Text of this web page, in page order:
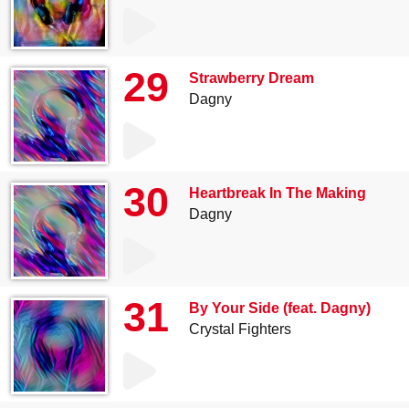
29
Strawberry Dream
Dagny
30
Heartbreak In The Making
Dagny
31
By Your Side (feat. Dagny)
Crystal Fighters